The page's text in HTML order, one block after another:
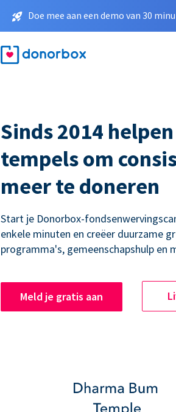
Doe mee aan een demo van 30
Sinds 2014
tempels om
meer te doneren
Start je Donorbox-
enkele minuten en creëer duurzame
programma's, gemeenschapshulp en
Meld je gratis aan